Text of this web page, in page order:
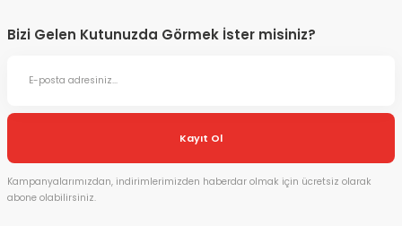
Bizi Gelen Kutunuzda Görmek İster misiniz?
Kayıt Ol
Kampanyalarımızdan, indirimlerimizden haberdar olmak için ücretsiz olarak
abone olabilirsiniz.